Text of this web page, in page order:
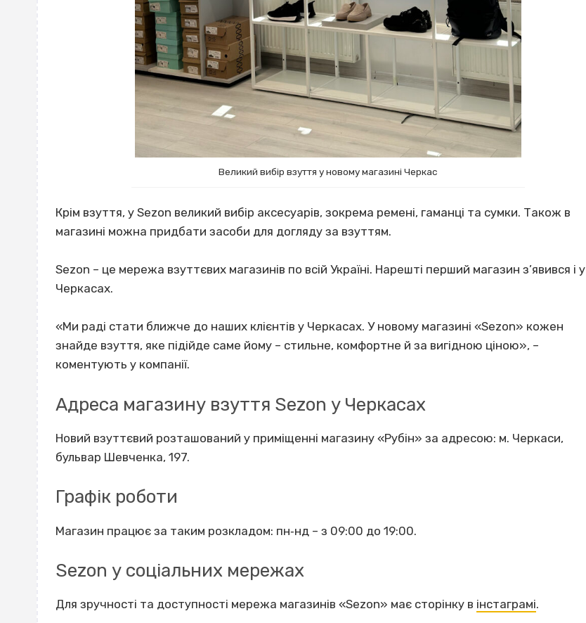
Великий вибір взуття у новому магазині Черкас
Крім взуття, у Sezon великий вибір аксесуарів, зокрема ремені, гаманці та сумки. Також в
магазині можна придбати засоби для догляду за взуттям.
Sezon – це мережа взуттєвих магазинів по всій Україні. Нарешті перший магазин з’явився і у
Черкасах.
«Ми раді стати ближче до наших клієнтів у Черкасах. У новому магазині «Sezon» кожен
знайде взуття, яке підійде саме йому – стильне, комфортне й за вигідною ціною», –
коментують у компанії.
Адреса магазину взуття Sezon у Черкасах
Новий взуттєвий розташований у приміщенні магазину «Рубін» за адресою: м. Черкаси,
бульвар Шевченка, 197.
Графік роботи
Магазин працює за таким розкладом: пн‐нд – з 09:00 до 19:00.
Sezon у соціальних мережах
Для зручності та доступності мережа магазинів «Sezon» має сторінку в інстаграмі.